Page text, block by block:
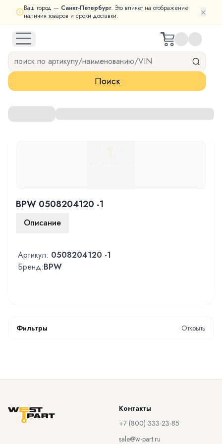
Ваш город — Санкт-Петербург. Это влияет на отображение
наличия товаров и сроки доставки.
×
open navigation menu
Поиск
BPW 0508204120 -1
Описание
Артикул: 0508204120 -1
Бренд:BPW
Фильтры Открыть
Контакты
+7 (800) 333-23-85
sale@w-part.ru